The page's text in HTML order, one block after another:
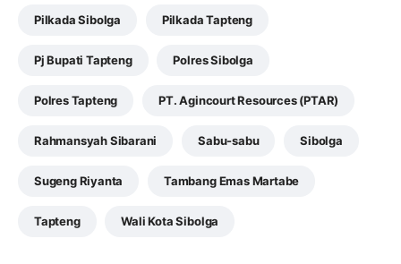
Pilkada Sibolga Pilkada Tapteng
Pj Bupati Tapteng Polres Sibolga
Polres Tapteng PT. Agincourt Resources (PTAR)
Rahmansyah Sibarani Sabu-sabu Sibolga
Sugeng Riyanta Tambang Emas Martabe
Tapteng Wali Kota Sibolga